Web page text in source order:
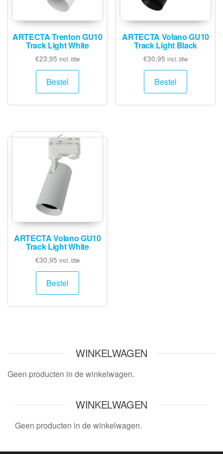
ARTECTA Trenton GU10
Track Light White
€23,95 incl. btw
Bestel
ARTECTA Volano GU10
Track Light Black
€30,95 incl. btw
Bestel
ARTECTA Volano GU10
Track Light White
€30,95 incl. btw
Bestel
WINKELWAGEN
Geen producten in de winkelwagen.
WINKELWAGEN
Geen producten in de winkelwagen.